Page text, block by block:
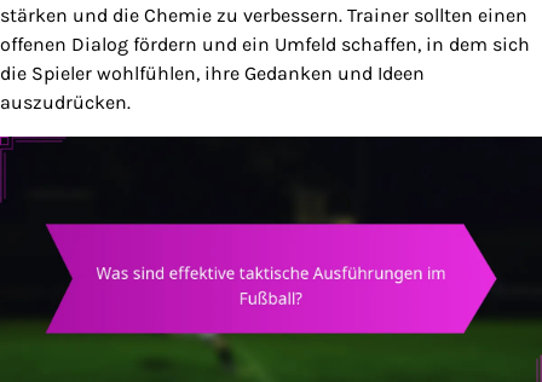
stärken und die Chemie zu verbessern. Trainer sollten einen
offenen Dialog fördern und ein Umfeld schaffen, in dem sich
die Spieler wohlfühlen, ihre Gedanken und Ideen
auszudrücken.